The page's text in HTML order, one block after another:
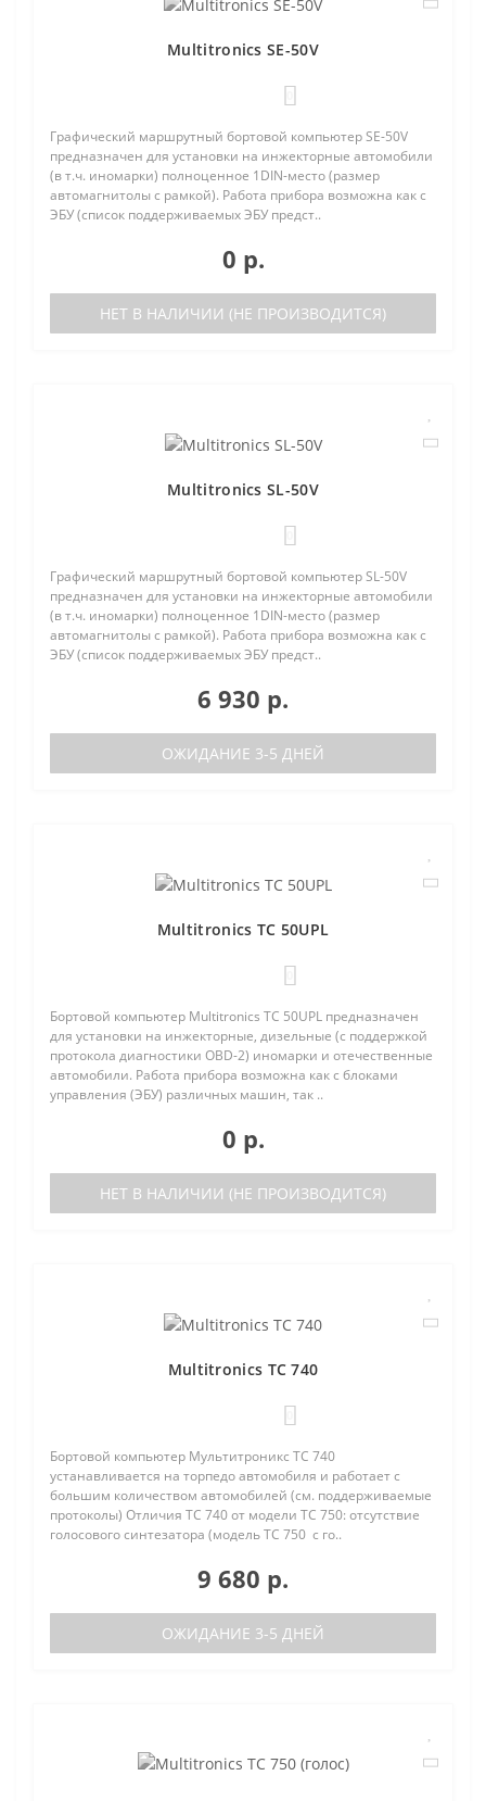
Multitronics SE-50V
Графический маршрутный бортовой компьютер SE-50V
предназначен для установки на инжекторные автомобили
(в т.ч. иномарки) полноценное 1DIN-место (размер
автомагнитолы с рамкой). Работа прибора возможна как с
ЭБУ (список поддерживаемых ЭБУ предст..
0 р.
НЕТ В НАЛИЧИИ (НЕ ПРОИЗВОДИТСЯ)
Multitronics SL-50V
Графический маршрутный бортовой компьютер SL-50V
предназначен для установки на инжекторные автомобили
(в т.ч. иномарки) полноценное 1DIN-место (размер
автомагнитолы с рамкой). Работа прибора возможна как с
ЭБУ (список поддерживаемых ЭБУ предст..
6 930 р.
ОЖИДАНИЕ 3-5 ДНЕЙ
Multitronics TC 50UPL
Бортовой компьютер Multitronics TC 50UPL предназначен
для установки на инжекторные, дизельные (с поддержкой
протокола диагностики OBD-2) иномарки и отечественные
автомобили. Работа прибора возможна как с блоками
управления (ЭБУ) различных машин, так ..
0 р.
НЕТ В НАЛИЧИИ (НЕ ПРОИЗВОДИТСЯ)
Multitronics TC 740
Бортовой компьютер Мультитроникс TC 740
устанавливается на торпедо автомобиля и работает с
большим количеством автомобилей (см. поддерживаемые
протоколы) Отличия TC 740 от модели TC 750: отсутствие
голосового синтезатора (модель TC 750 с го..
9 680 р.
ОЖИДАНИЕ 3-5 ДНЕЙ